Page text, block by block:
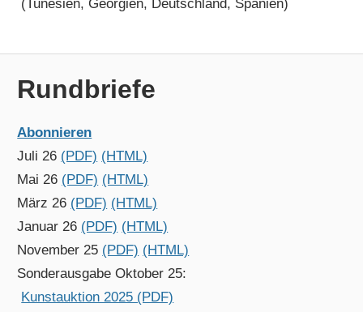
(Tunesien, Georgien, Deutschland, Spanien)
Rundbriefe
Abonnieren
Juli 26 (PDF) (HTML)
Mai 26 (PDF) (HTML)
März 26 (PDF) (HTML)
Januar 26 (PDF) (HTML)
November 25 (PDF) (HTML)
Sonderausgabe Oktober 25:
Kunstauktion 2025 (PDF)